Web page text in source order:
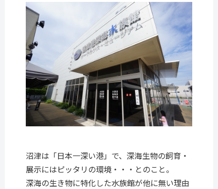
沼津は「日本一深い港」で、深海生物の飼育・
展示にはピッタリの環境・・・とのこと。
深海の生き物に特化した水族館が他に無い理由